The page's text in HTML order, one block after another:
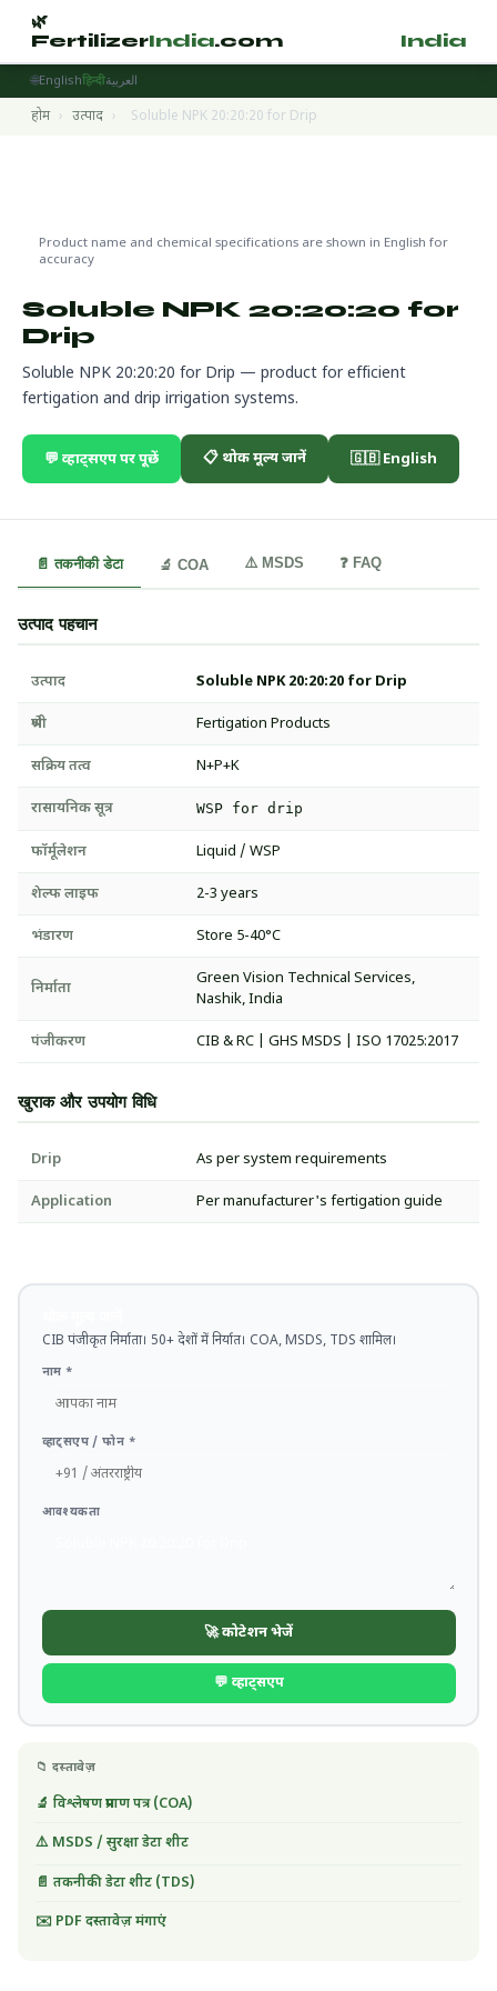
🌿
FertilizerIndia.com India
🌐Englishहिन्दीالعربية
होम › उत्पाद › Soluble NPK 20:20:20 for Drip
Product name and chemical specifications are shown in English for
accuracy
Soluble NPK 20:20:20 for
Drip
Soluble NPK 20:20:20 for Drip — product for efficient
fertigation and drip irrigation systems.
💬 व्हाट्सएप पर पूछें 📋 थोक मूल्य जानें 🇬🇧 English
📄 तकनीकी डेटा 🔬 COA ⚠️ MSDS ❓ FAQ
उत्पाद पहचान
उत्पाद Soluble NPK 20:20:20 for Drip
श्रेणी Fertigation Products
सक्रिय तत्व N+P+K
रासायनिक सूत्र WSP for drip
फॉर्मूलेशन Liquid / WSP
शेल्फ लाइफ 2-3 years
भंडारण Store 5-40°C
निर्माता
Green Vision Technical Services,
Nashik, India
पंजीकरण CIB & RC | GHS MSDS | ISO 17025:2017
खुराक और उपयोग विधि
Drip As per system requirements
Application Per manufacturer's fertigation guide
CIB पंजीकृत निर्माता। 50+ देशों में निर्यात। COA, MSDS, TDS शामिल।
नाम *
व्हाट्सएप / फोन *
आवश्यकता
🚀 कोटेशन भेजें
💬 व्हाट्सएप
📁 दस्तावेज़
🔬 विश्लेषण प्रमाण पत्र (COA)
⚠️ MSDS / सुरक्षा डेटा शीट
📄 तकनीकी डेटा शीट (TDS)
✉️ PDF दस्तावेज़ मंगाएं